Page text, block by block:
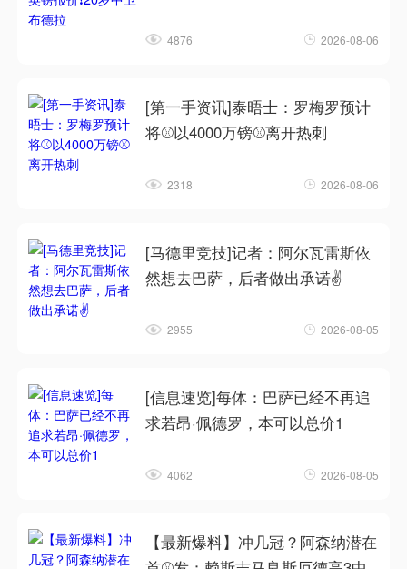
4876 2026-08-06
[第一手资讯]泰晤士：罗梅罗预计
将⚾以4000万镑⚾离开热刺
2318 2026-08-06
[马德里竞技]记者：阿尔瓦雷斯依
然想去巴萨，后者做出承诺✌️
2955 2026-08-05
[信息速览]每体：巴萨已经不再追
求若昂·佩德罗，本可以总价1
4062 2026-08-05
【最新爆料】冲几冠？阿森纳潜在